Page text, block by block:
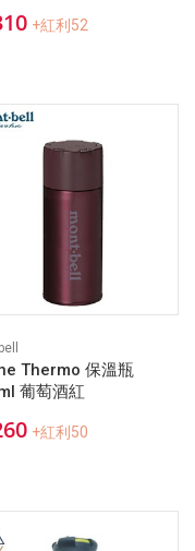
+紅利52
Thermo 保溫瓶
葡萄酒紅
+紅利50